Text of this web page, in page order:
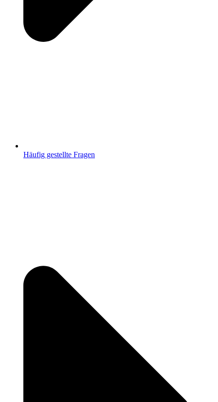
Häufig gestellte Fragen